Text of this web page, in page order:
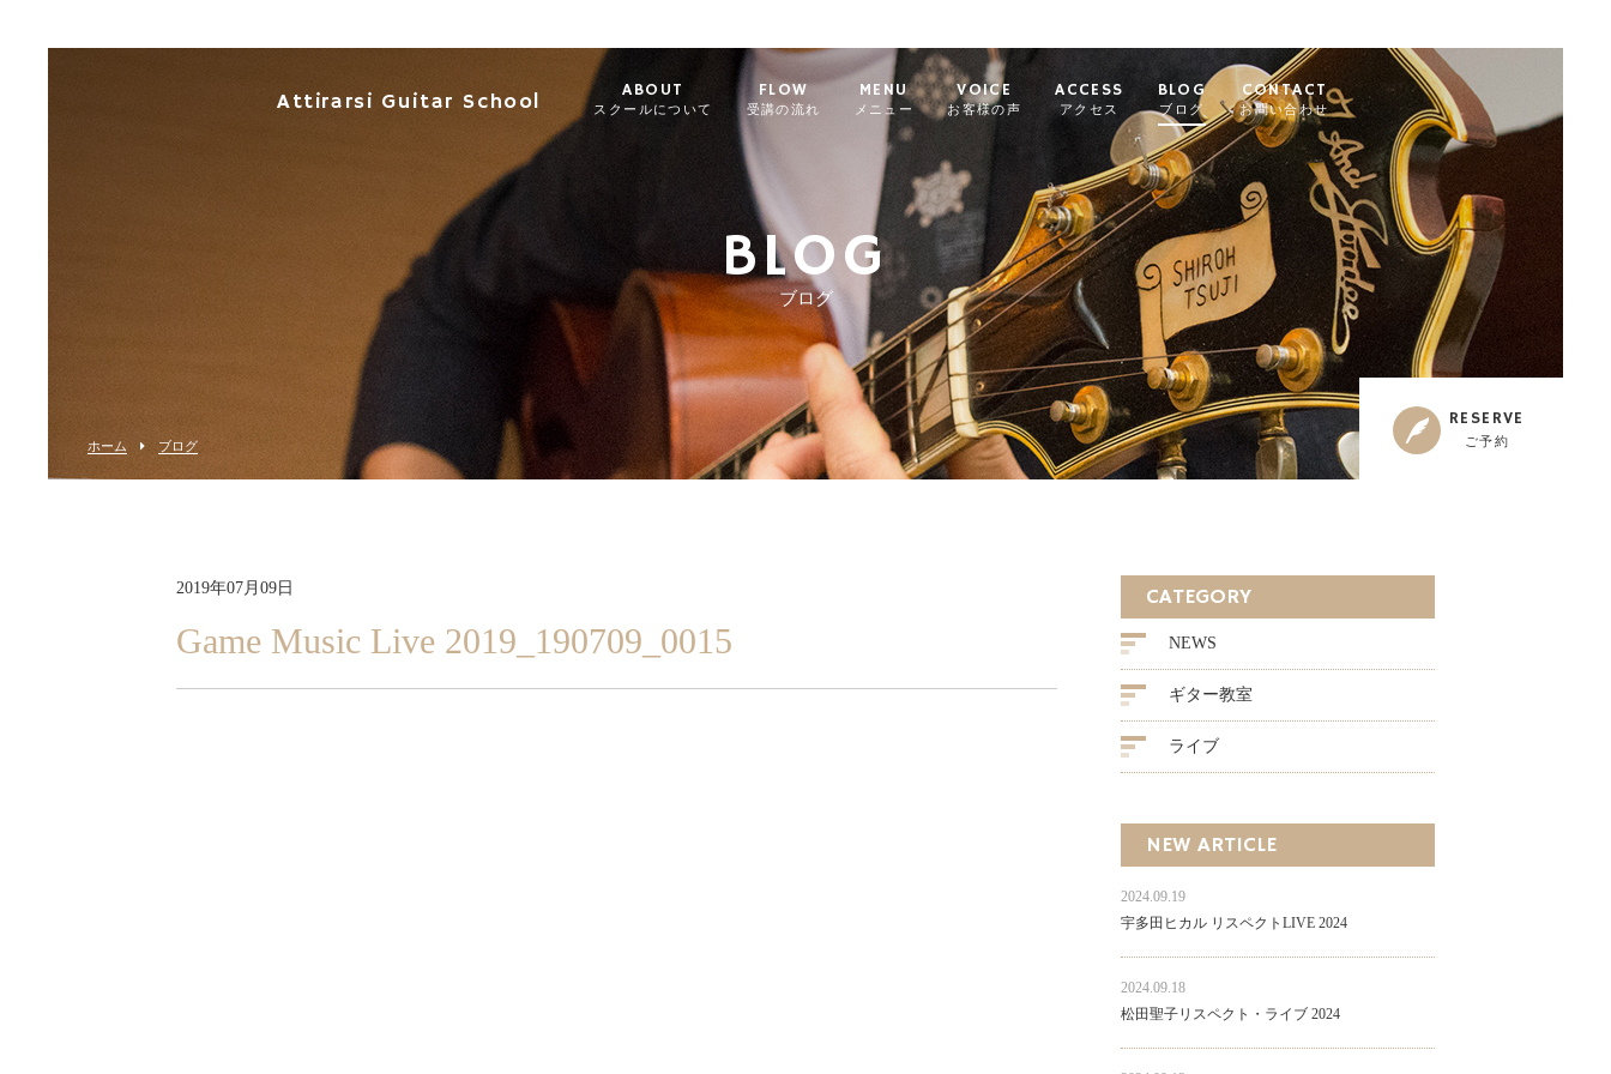
Attirarsi Guitar School ABOUT
スクールについて
FLOW
受講の流れ
MENU
メニュー
VOICE
お客様の声
ACCESS
アクセス
BLOG
ブログ
CONTACT
お問い合わせ
BLOG
ブログ
ホーム ブログ
RESERVE
ご予約
2019年07月09日
Game Music Live 2019_190709_0015
CATEGORY
NEWS
ギター教室
ライブ
NEW ARTICLE
2024.09.19
宇多田ヒカル リスペクトLIVE 2024
2024.09.18
松田聖子リスペクト・ライブ 2024